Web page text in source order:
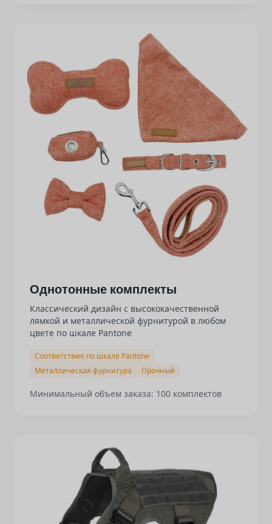
Однотонные комплекты
Классический дизайн с высококачественной
лямкой и металлической фурнитурой в любом
цвете по шкале Pantone
Соответствие по шкале Pantone
Металлическая фурнитура
Прочный
Минимальный объем заказа: 100 комплектов